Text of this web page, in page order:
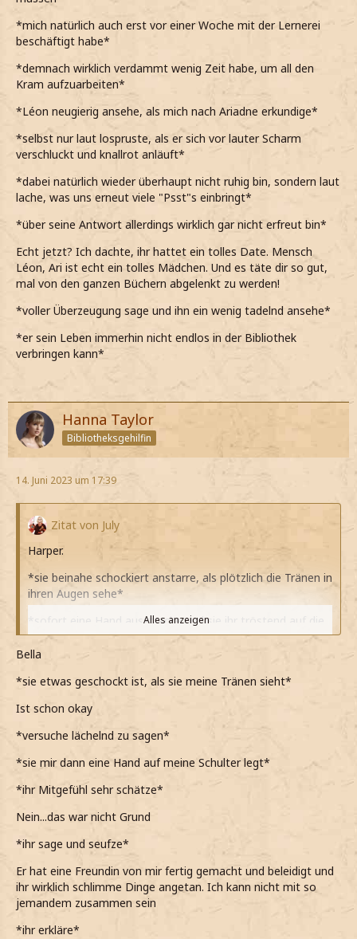
*mich natürlich auch erst vor einer Woche mit der Lernerei
beschäftigt habe*
*demnach wirklich verdammt wenig Zeit habe, um all den
Kram aufzuarbeiten*
*Léon neugierig ansehe, als mich nach Ariadne erkundige*
*selbst nur laut lospruste, als er sich vor lauter Scharm
verschluckt und knallrot anläuft*
*dabei natürlich wieder überhaupt nicht ruhig bin, sondern laut
lache, was uns erneut viele "Psst"s einbringt*
*über seine Antwort allerdings wirklich gar nicht erfreut bin*
Echt jetzt? Ich dachte, ihr hattet ein tolles Date. Mensch
Léon, Ari ist echt ein tolles Mädchen. Und es täte dir so gut,
mal von den ganzen Büchern abgelenkt zu werden!
*voller Überzeugung sage und ihn ein wenig tadelnd ansehe*
*er sein Leben immerhin nicht endlos in der Bibliothek
verbringen kann*
Hanna Taylor
Bibliotheksgehilfin
14. Juni 2023 um 17:39
Zitat von July
Harper.
*sie beinahe schockiert anstarre, als plötzlich die Tränen in
ihren Augen sehe*
*sofort eine Hand ausstrecke und sie ihr tröstend auf die
Schulter lege*
*etwas unbeholfen sage*
Scheinbar war er nicht der richtige für dich, wenn er deine
Sorgen nicht verstanden hat. Das ist echt blöd.
*leise seufzend sage, weil annehme, dass das der Grund
wenn ihn gar nicht kenne*
Danke dir.
*mit einem zaghaften Lächeln sage und hoffe, dass sie
womöglich recht behält*
Alles anzeigen
Bella
*sie etwas geschockt ist, als sie meine Tränen sieht*
Ist schon okay
*versuche lächelnd zu sagen*
*sie mir dann eine Hand auf meine Schulter legt*
*ihr Mitgefühl sehr schätze*
Nein...das war nicht Grund
*ihr sage und seufze*
Er hat eine Freundin von mir fertig gemacht und beleidigt und
ihr wirklich schlimme Dinge angetan. Ich kann nicht mit so
jemandem zusammen sein
*ihr erkläre*